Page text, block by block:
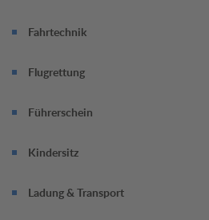
Fahrtechnik
Flugrettung
Führerschein
Kindersitz
Ladung & Transport